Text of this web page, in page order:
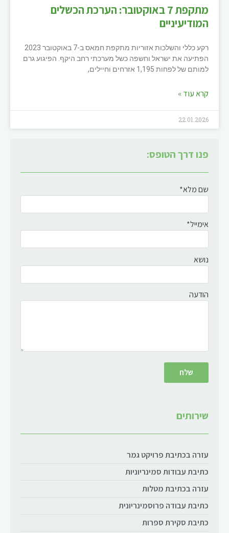
מתקפת 7 באוקטובר: הערכת הכשלים
המודיעיניים
רקע כללי והשלכות אזוריות מתקפת חמאס ב-7 באוקטובר 2023
הפתיעה את ישראל וחשפה כשל מערכתי רחב היקף. הפיגוע גרם
למותם של לפחות 1,195 אזרחים וחיילים,
קרא עוד »
22.01.2026
פנו דרך הטופס:
שם מלא*
אימייל*
נושא
הודעה
שירותים
עזרה בכתיבת פרויקט גמר
כתיבת עבודות סמינריוניות
עזרה בכתיבת מטלות
כתיבת עבודה פרוסמינריונית
כתיבת סקירת ספרות